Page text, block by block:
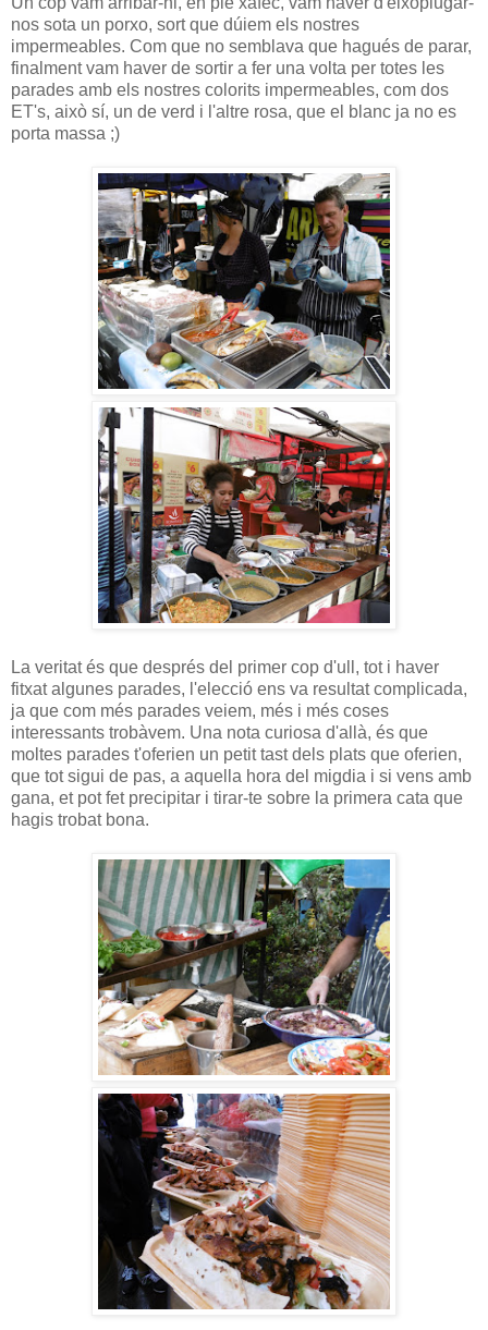
nos sota un porxo, sort que dúiem els nostres
impermeables. Com que no semblava que hagués de parar,
finalment vam haver de sortir a fer una volta per totes les
parades amb els nostres colorits impermeables, com dos
ET's, això sí, un de verd i l'altre rosa, que el blanc ja no es
porta massa ;)
La veritat és que després del primer cop d'ull, tot i haver
fitxat algunes parades, l'elecció ens va resultat complicada,
ja que com més parades veiem, més i més coses
interessants trobàvem. Una nota curiosa d'allà, és que
moltes parades t'oferien un petit tast dels plats que oferien,
que tot sigui de pas, a aquella hora del migdia i si vens amb
gana, et pot fet precipitar i tirar-te sobre la primera cata que
hagis trobat bona.